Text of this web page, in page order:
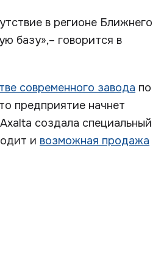
в регионе Ближнего
базу»,– говорится в
современного завода по
предприятие начнет
создала специальный
и возможная продажа